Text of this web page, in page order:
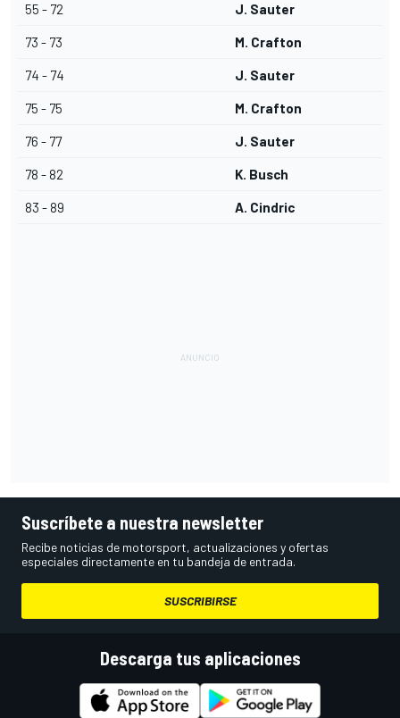
55 - 72 J. Sauter
73 - 73 M. Crafton
74 - 74 J. Sauter
75 - 75 M. Crafton
76 - 77 J. Sauter
78 - 82 K. Busch
83 - 89 A. Cindric
Suscríbete a nuestra newsletter
Recibe noticias de motorsport, actualizaciones y ofertas
especiales directamente en tu bandeja de entrada.
SUSCRIBIRSE
Descarga tus aplicaciones